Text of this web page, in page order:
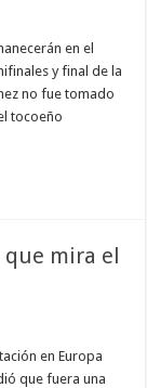
en el
y final de la
no fue tomado
tocoeño
que mira el
en Europa
que fuera una